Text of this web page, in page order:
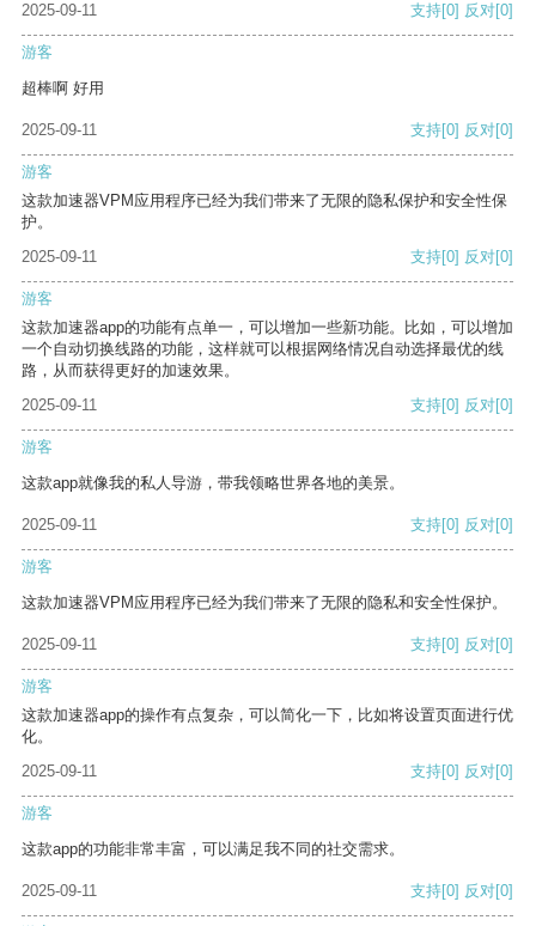
2025-09-11
支持[0] 反对[0]
游客
超棒啊 好用
2025-09-11 支持[0] 反对[0]
游客
这款加速器VPM应用程序已经为我们带来了无限的隐私保护和安全性保
护。
2025-09-11
支持[0] 反对[0]
游客
这款加速器app的功能有点单一，可以增加一些新功能。比如，可以增加
一个自动切换线路的功能，这样就可以根据网络情况自动选择最优的线
路，从而获得更好的加速效果。
2025-09-11
支持[0] 反对[0]
游客
这款app就像我的私人导游，带我领略世界各地的美景。
2025-09-11 支持[0] 反对[0]
游客
这款加速器VPM应用程序已经为我们带来了无限的隐私和安全性保护。
2025-09-11 支持[0] 反对[0]
游客
这款加速器app的操作有点复杂，可以简化一下，比如将设置页面进行优
化。
2025-09-11
支持[0] 反对[0]
游客
这款app的功能非常丰富，可以满足我不同的社交需求。
2025-09-11 支持[0] 反对[0]